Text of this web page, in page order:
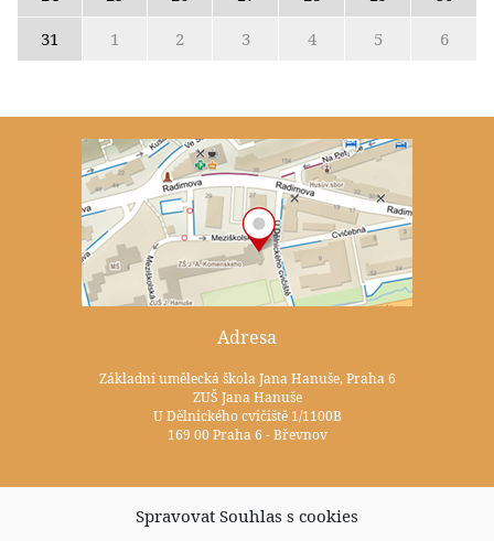
Spravovat Souhlas s cookies
31
1 2 3 4 5 6
Adresa
Základní umělecká škola Jana Hanuše, Praha 6
ZUŠ Jana Hanuše
U Dělnického cvičiště 1/1100B
169 00 Praha 6 - Břevnov